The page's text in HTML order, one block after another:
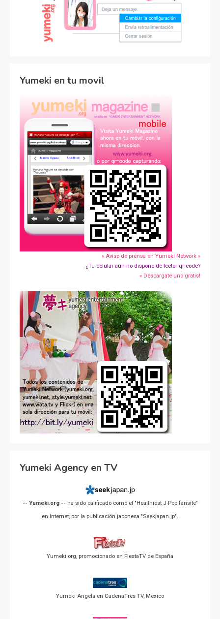
Yumeki en tu movil
» Aviso de prensa en Yumeki Network »
¿Tu celular aún no dispone de lector qr-code?
» Descárgate uno gratis!
Yumeki Agency en TV
-- Yumeki.org -- ha sido calificado como el "Healthiest J-Pop fansite"
en Internet, por la publicación japonesa "Seekjapan.jp".
Yumeki.org, promocionado en FiestaTV de España
Yumeki Angels en CadenaTres TV, Mexico